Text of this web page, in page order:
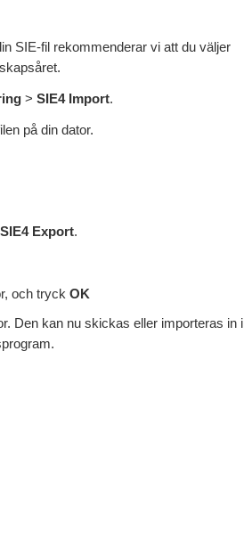
SIE-fil rekommenderar vi att du väljer
> SIE4 Import.
på din dator.
SIE4 Export.
och tryck OK
Den kan nu skickas eller importeras in i